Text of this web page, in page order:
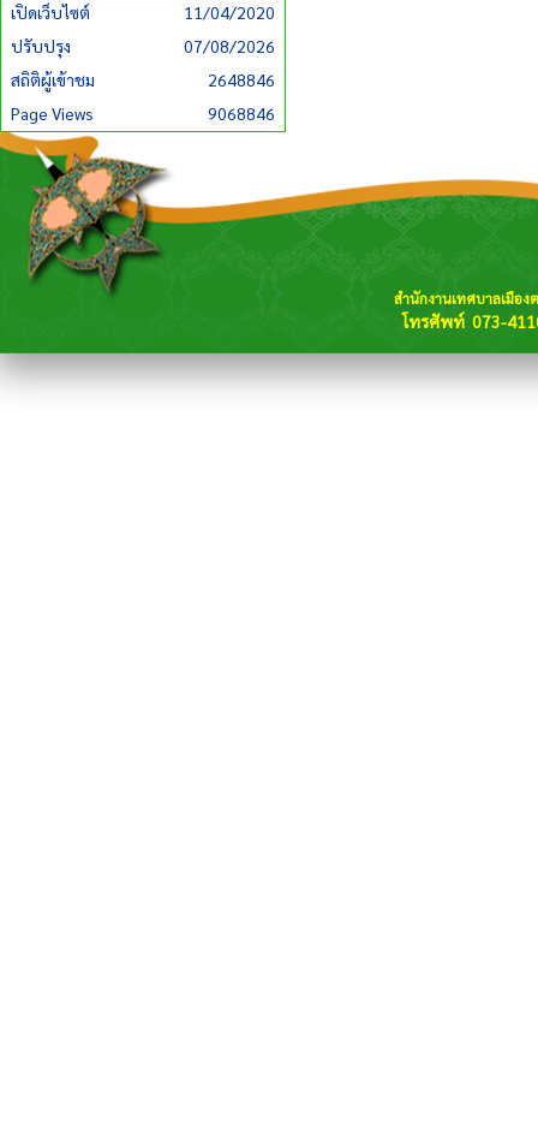
เปิดเว็บไซต์
11/04/2020
ปรับปรุง
07/08/2026
สถิติผู้เข้าชม
2648846
Page Views
9068846
สำนักงานเทศบาลเมือ
โทรศัพท์ 073-